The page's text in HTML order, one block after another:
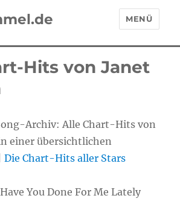
MENÜ
Hits von Janet
Archiv: Alle Chart-Hits von
einer übersichtlichen
Die Chart-Hits aller Stars
You Done For Me Lately